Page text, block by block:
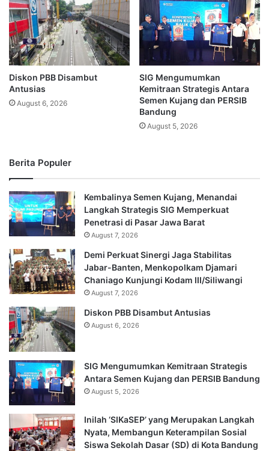
Diskon PBB Disambut
Antusias
August 6, 2026
SIG Mengumumkan
Kemitraan Strategis Antara
Semen Kujang dan PERSIB
Bandung
August 5, 2026
Berita Populer
Kembalinya Semen Kujang, Menandai
Langkah Strategis SIG Memperkuat
Penetrasi di Pasar Jawa Barat
August 7, 2026
Demi Perkuat Sinergi Jaga Stabilitas
Jabar-Banten, Menkopolkam Djamari
Chaniago Kunjungi Kodam III/Siliwangi
August 7, 2026
Diskon PBB Disambut Antusias
August 6, 2026
SIG Mengumumkan Kemitraan Strategis
Antara Semen Kujang dan PERSIB Bandung
August 5, 2026
Inilah ‘SIKaSEP’ yang Merupakan Langkah
Nyata, Membangun Keterampilan Sosial
Siswa Sekolah Dasar (SD) di Kota Bandung